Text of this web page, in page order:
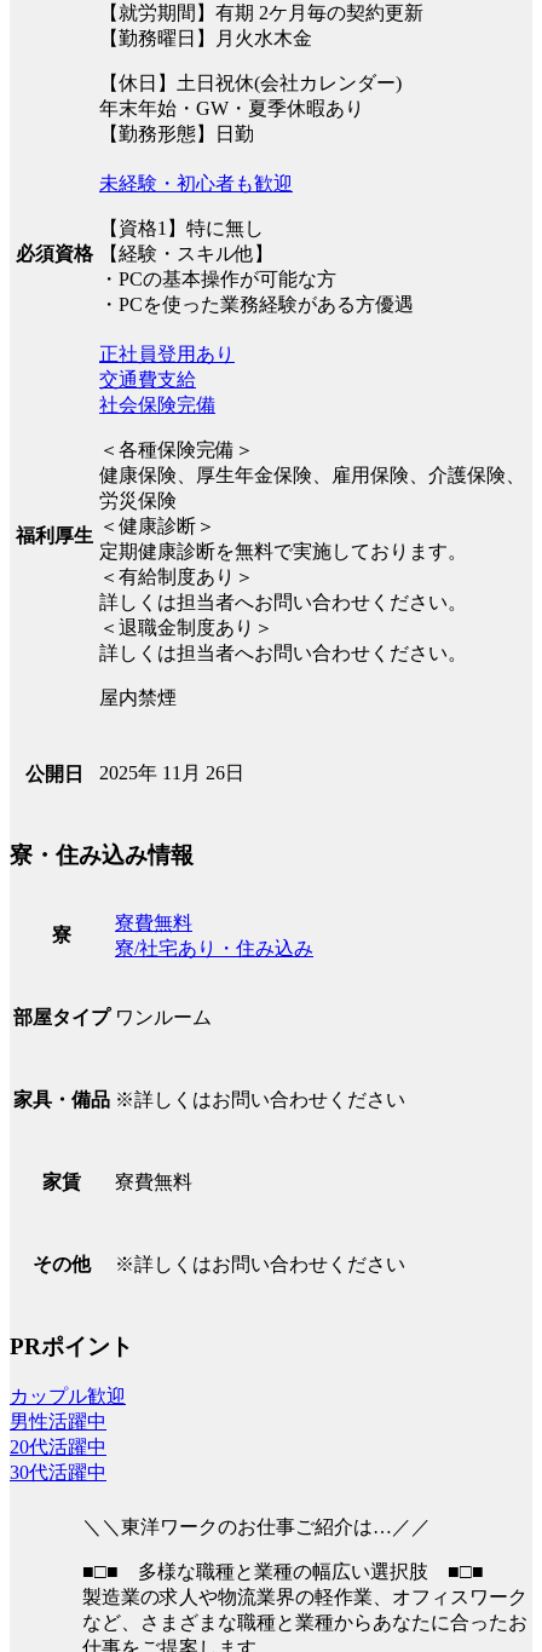
【就労期間】有期 2ケ月毎の契約更新
【勤務曜日】月火水木金
【休日】土日祝休(会社カレンダー)
年末年始・GW・夏季休暇あり
【勤務形態】日勤
必須資格
未経験・初心者も歓迎
【資格1】特に無し
【経験・スキル他】
・PCの基本操作が可能な方
・PCを使った業務経験がある方優遇
福利厚生
正社員登用あり
交通費支給
社会保険完備
＜各種保険完備＞
健康保険、厚生年金保険、雇用保険、介護保険、
労災保険
＜健康診断＞
定期健康診断を無料で実施しております。
＜有給制度あり＞
詳しくは担当者へお問い合わせください。
＜退職金制度あり＞
詳しくは担当者へお問い合わせください。
屋内禁煙
公開日 2025年 11月 26日
寮・住み込み情報
寮
寮費無料
寮/社宅あり・住み込み
部屋タイプ ワンルーム
家具・備品 ※詳しくはお問い合わせください
家賃 寮費無料
その他 ※詳しくはお問い合わせください
PRポイント
カップル歓迎
男性活躍中
20代活躍中
30代活躍中
＼＼東洋ワークのお仕事ご紹介は…／／
■□■ 多様な職種と業種の幅広い選択肢 ■□■
製造業の求人や物流業界の軽作業、オフィスワーク
など、さまざまな職種と業種からあなたに合ったお